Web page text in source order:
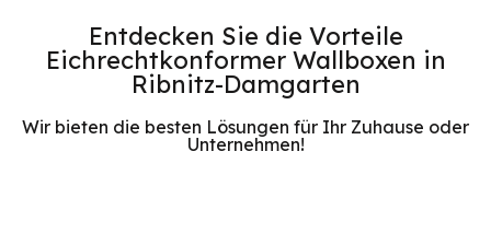
Entdecken Sie die Vorteile
Eichrechtkonformer Wallboxen in
Ribnitz-Damgarten
Wir bieten die besten Lösungen für Ihr Zuhause oder
Unternehmen!